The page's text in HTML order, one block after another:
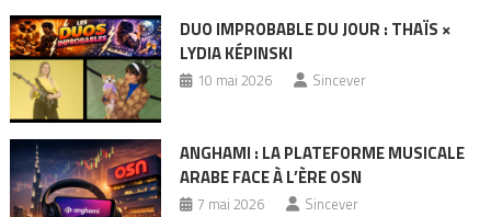
DUO IMPROBABLE DU JOUR : THAÏS ×
LYDIA KÉPINSKI
10 mai 2026 Sincever
ANGHAMI : LA PLATEFORME MUSICALE
ARABE FACE À L’ÈRE OSN
7 mai 2026 Sincever